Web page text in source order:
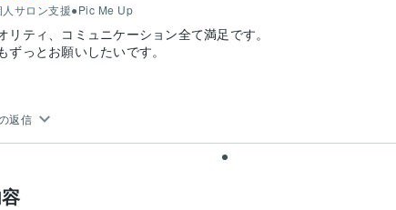
人サロン支援●Pic Me Up
リティ、コミュニケーション全て満足です。
ずっとお願いしたいです。
返信